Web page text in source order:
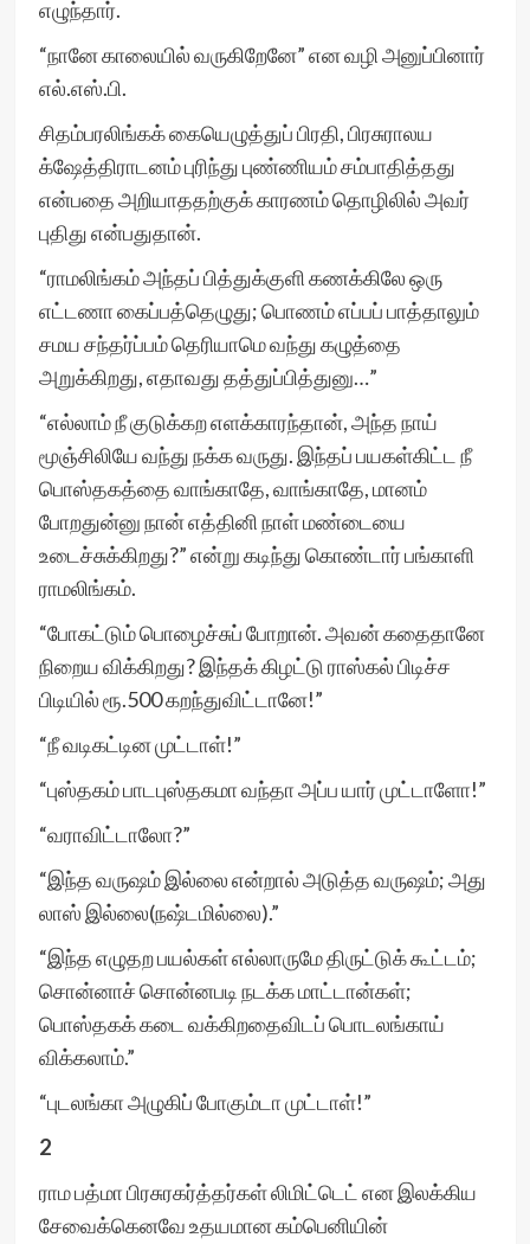
எழுந்தார்.
“நானே காலையில் வருகிறேனே” என வழி அனுப்பினார்
எல்.எஸ்.பி.
சிதம்பரலிங்கக் கையெழுத்துப் பிரதி, பிரசுராலய
க்ஷேத்திராடனம் புரிந்து புண்ணியம் சம்பாதித்தது
என்பதை அறியாததற்குக் காரணம் தொழிலில் அவர்
புதிது என்பதுதான்.
“ராமலிங்கம் அந்தப் பித்துக்குளி கணக்கிலே ஒரு
எட்டணா கைப்பத்தெழுது; பொணம் எப்பப் பாத்தாலும்
சமய சந்தர்ப்பம் தெரியாமெ வந்து கழுத்தை
அறுக்கிறது, எதாவது தத்துப்பித்துனு…”
“எல்லாம் நீ குடுக்கற எளக்காரந்தான், அந்த நாய்
மூஞ்சிலியே வந்து நக்க வருது. இந்தப் பயகள்கிட்ட நீ
பொஸ்தகத்தை வாங்காதே, வாங்காதே, மானம்
போறதுன்னு நான் எத்தினி நாள் மண்டையை
உடைச்சுக்கிறது?” என்று கடிந்து கொண்டார் பங்காளி
ராமலிங்கம்.
“போகட்டும் பொழைச்சுப் போறான். அவன் கதைதானே
நிறைய விக்கிறது? இந்தக் கிழட்டு ராஸ்கல் பிடிச்ச
பிடியில் ரூ.500 கறந்துவிட்டானே!”
“நீ வடிகட்டின முட்டாள்!”
“புஸ்தகம் பாடபுஸ்தகமா வந்தா அப்ப யார் முட்டாளோ!”
“வராவிட்டாலோ?”
“இந்த வருஷம் இல்லை என்றால் அடுத்த வருஷம்; அது
லாஸ் இல்லை(நஷ்டமில்லை).”
“இந்த எழுதற பயல்கள் எல்லாருமே திருட்டுக் கூட்டம்;
சொன்னாச் சொன்னபடி நடக்க மாட்டான்கள்;
பொஸ்தகக் கடை வக்கிறதைவிடப் பொடலங்காய்
விக்கலாம்.”
“புடலங்கா அழுகிப் போகும்டா முட்டாள்!”
2
ராம பத்மா பிரசுரகர்த்தர்கள் லிமிட்டெட் என இலக்கிய
சேவைக்கெனவே உதயமான கம்பெனியின்